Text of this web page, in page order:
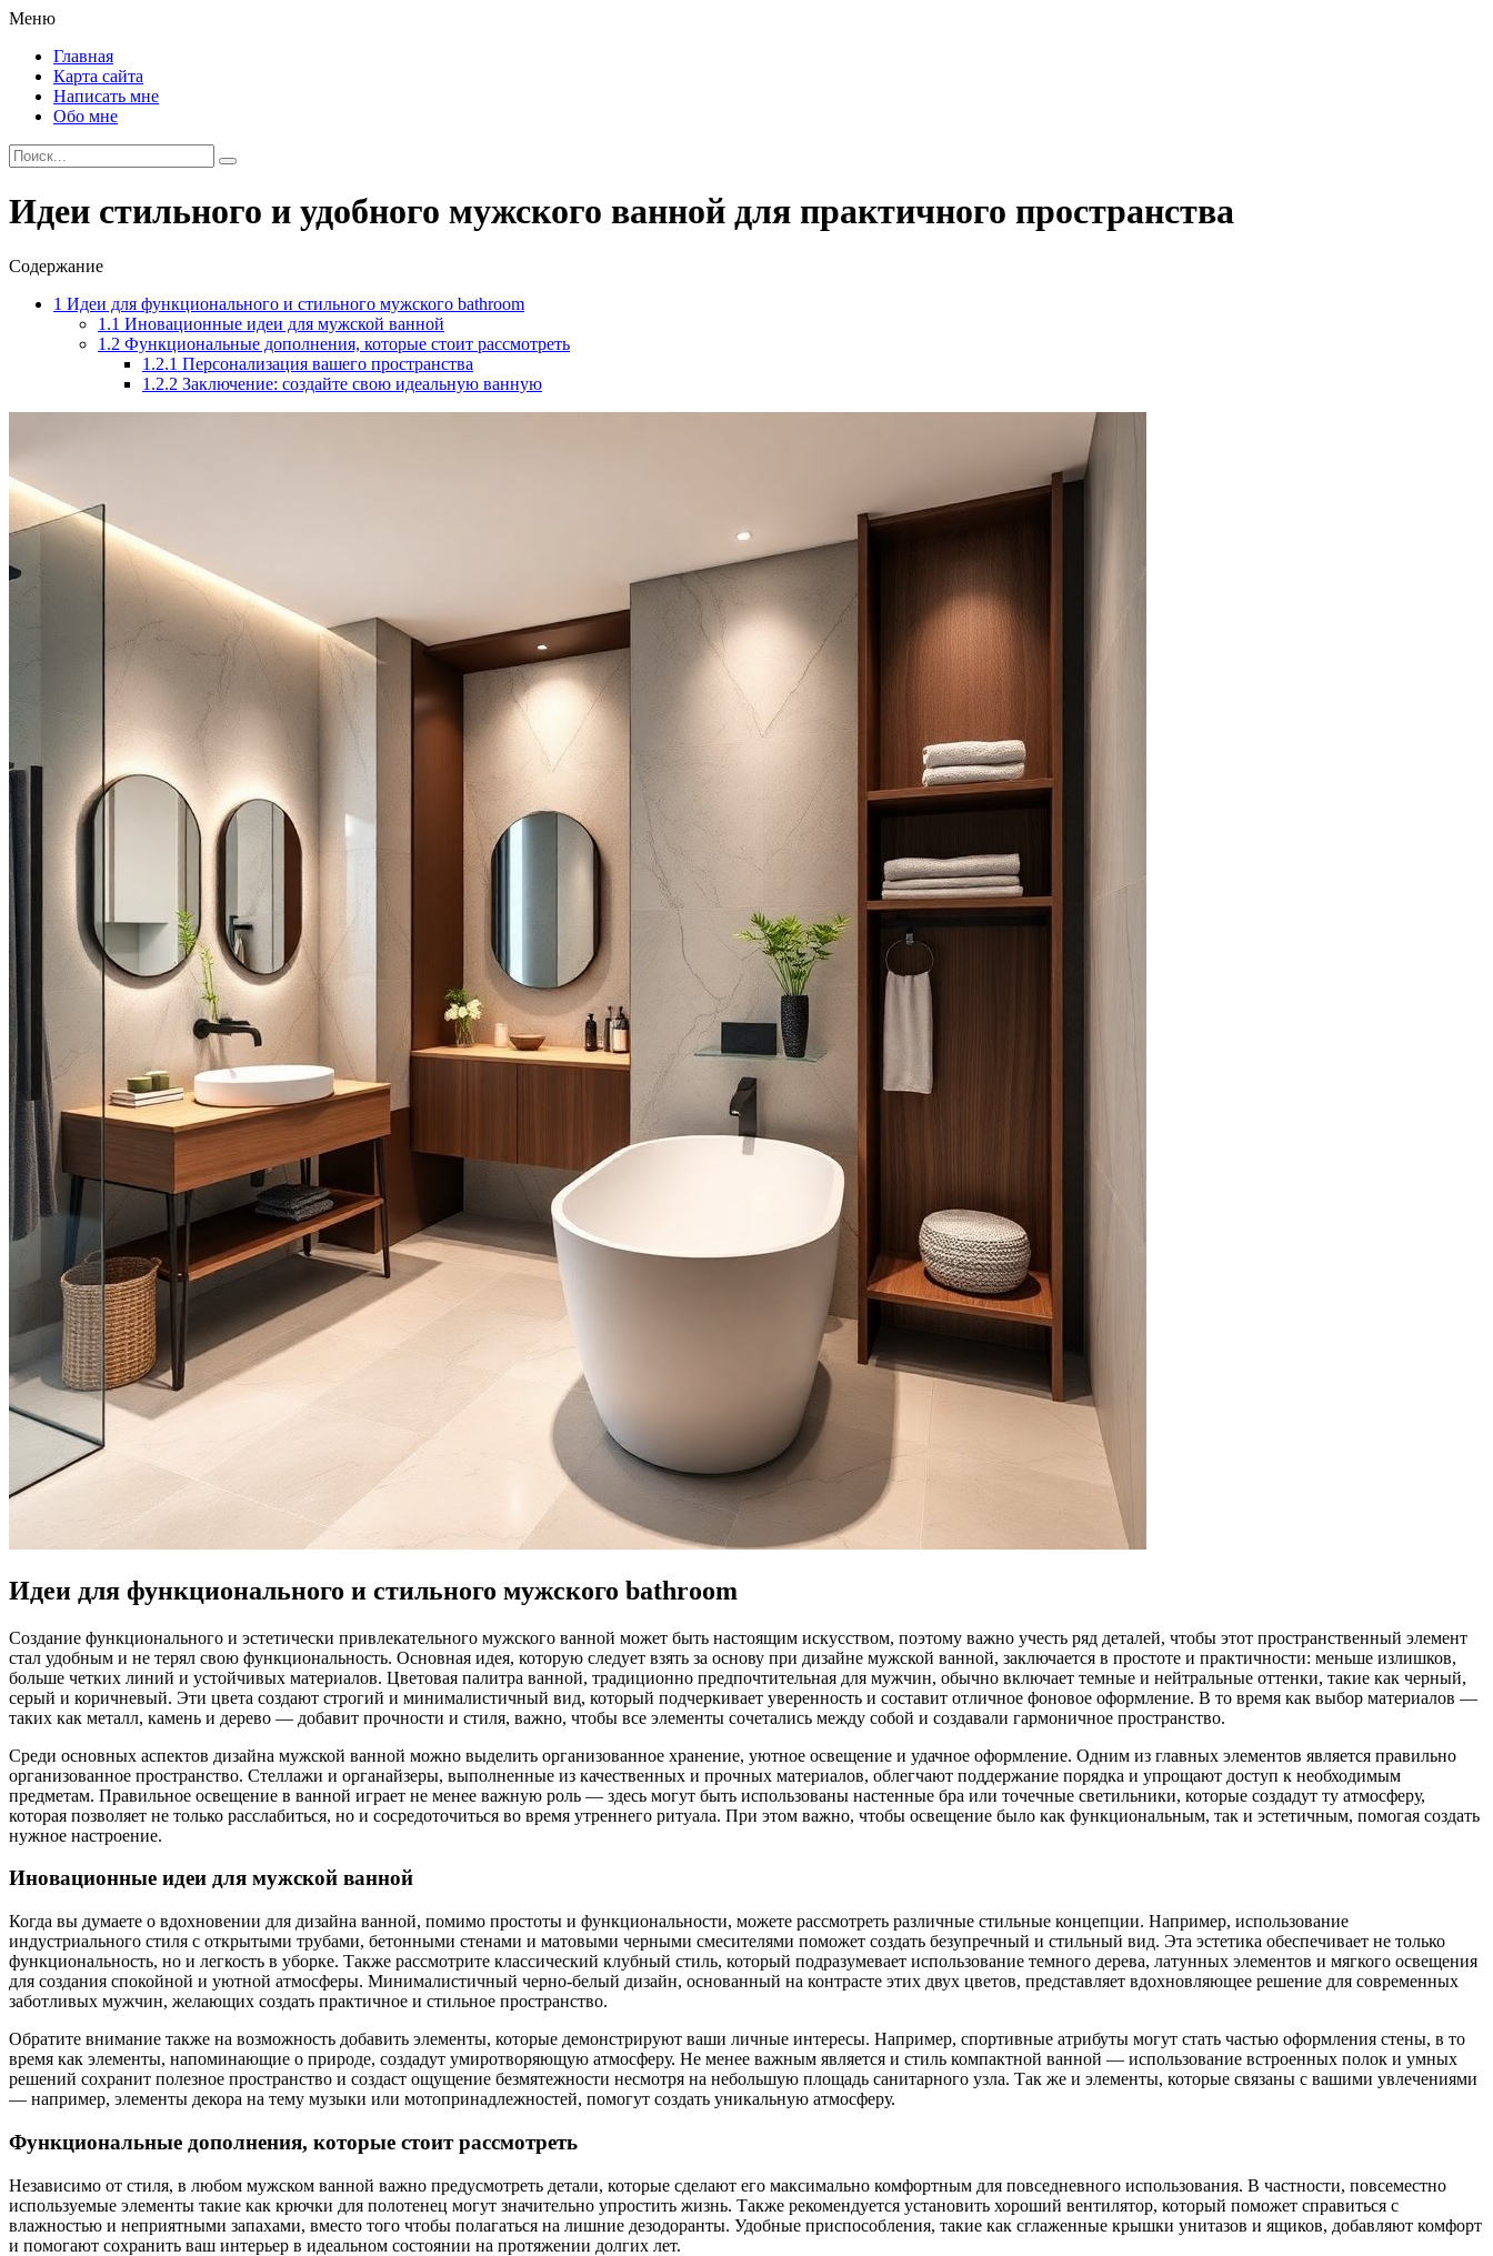
Меню
Главная
Карта сайта
Написать мне
Обо мне
Идеи стильного и удобного мужского ванной для практичного пространства
Содержание
1 Идеи для функционального и стильного мужского bathroom
1.1 Иновационные идеи для мужской ванной
1.2 Функциональные дополнения, которые стоит рассмотреть
1.2.1 Персонализация вашего пространства
1.2.2 Заключение: создайте свою идеальную ванную
Идеи для функционального и стильного мужского bathroom
Создание функционального и эстетически привлекательного мужского ванной может быть настоящим искусством, поэтому важно учесть ряд деталей, чтобы этот пространственный элемент
стал удобным и не терял свою функциональность. Основная идея, которую следует взять за основу при дизайне мужской ванной, заключается в простоте и практичности: меньше излишков,
больше четких линий и устойчивых материалов. Цветовая палитра ванной, традиционно предпочтительная для мужчин, обычно включает темные и нейтральные оттенки, такие как черный,
серый и коричневый. Эти цвета создают строгий и минималистичный вид, который подчеркивает уверенность и составит отличное фоновое оформление. В то время как выбор материалов —
таких как металл, камень и дерево — добавит прочности и стиля, важно, чтобы все элементы сочетались между собой и создавали гармоничное пространство.
Среди основных аспектов дизайна мужской ванной можно выделить организованное хранение, уютное освещение и удачное оформление. Одним из главных элементов является правильно
организованное пространство. Стеллажи и органайзеры, выполненные из качественных и прочных материалов, облегчают поддержание порядка и упрощают доступ к необходимым
предметам. Правильное освещение в ванной играет не менее важную роль — здесь могут быть использованы настенные бра или точечные светильники, которые создадут ту атмосферу,
которая позволяет не только расслабиться, но и сосредоточиться во время утреннего ритуала. При этом важно, чтобы освещение было как функциональным, так и эстетичным, помогая создать
нужное настроение.
Иновационные идеи для мужской ванной
Когда вы думаете о вдохновении для дизайна ванной, помимо простоты и функциональности, можете рассмотреть различные стильные концепции. Например, использование
индустриального стиля с открытыми трубами, бетонными стенами и матовыми черными смесителями поможет создать безупречный и стильный вид. Эта эстетика обеспечивает не только
функциональность, но и легкость в уборке. Также рассмотрите классический клубный стиль, который подразумевает использование темного дерева, латунных элементов и мягкого освещения
для создания спокойной и уютной атмосферы. Минималистичный черно-белый дизайн, основанный на контрасте этих двух цветов, представляет вдохновляющее решение для современных
заботливых мужчин, желающих создать практичное и стильное пространство.
Обратите внимание также на возможность добавить элементы, которые демонстрируют ваши личные интересы. Например, спортивные атрибуты могут стать частью оформления стены, в то
время как элементы, напоминающие о природе, создадут умиротворяющую атмосферу. Не менее важным является и стиль компактной ванной — использование встроенных полок и умных
решений сохранит полезное пространство и создаст ощущение безмятежности несмотря на небольшую площадь санитарного узла. Так же и элементы, которые связаны с вашими увлечениями
— например, элементы декора на тему музыки или мотопринадлежностей, помогут создать уникальную атмосферу.
Функциональные дополнения, которые стоит рассмотреть
Независимо от стиля, в любом мужском ванной важно предусмотреть детали, которые сделают его максимально комфортным для повседневного использования. В частности, повсеместно
используемые элементы такие как крючки для полотенец могут значительно упростить жизнь. Также рекомендуется установить хороший вентилятор, который поможет справиться с
влажностью и неприятными запахами, вместо того чтобы полагаться на лишние дезодоранты. Удобные приспособления, такие как сглаженные крышки унитазов и ящиков, добавляют комфорт
и помогают сохранить ваш интерьер в идеальном состоянии на протяжении долгих лет.